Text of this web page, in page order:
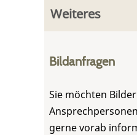
Weiteres
Bildanfragen
Sie möchten
gerne vorab